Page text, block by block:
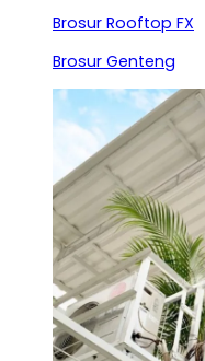
Brosur Rooftop FX
Brosur Genteng